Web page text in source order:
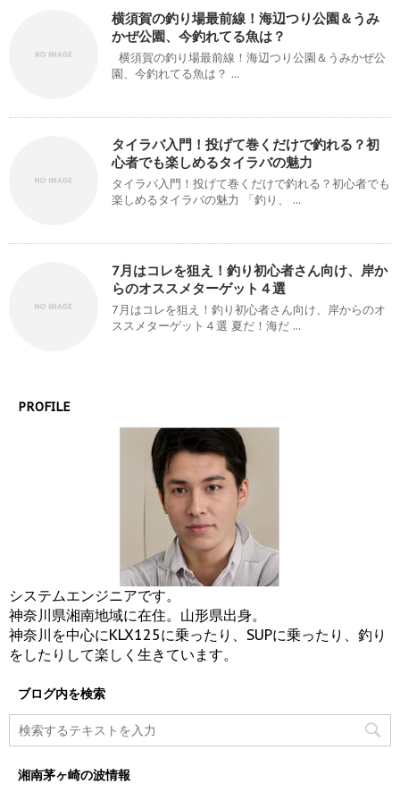
横須賀の釣り場最前線！海辺つり公園＆うみ
かぜ公園、今釣れてる魚は？
横須賀の釣り場最前線！海辺つり公園＆うみかぜ公
園、今釣れてる魚は？ ...
タイラバ入門！投げて巻くだけで釣れる？初
心者でも楽しめるタイラバの魅力
タイラバ入門！投げて巻くだけで釣れる？初心者でも
楽しめるタイラバの魅力 「釣り、 ...
7月はコレを狙え！釣り初心者さん向け、岸か
らのオススメターゲット４選
7月はコレを狙え！釣り初心者さん向け、岸からのオ
ススメターゲット４選 夏だ！海だ ...
PROFILE
システムエンジニアです。
神奈川県湘南地域に在住。山形県出身。
神奈川を中心にKLX125に乗ったり、SUPに乗ったり、釣り
をしたりして楽しく生きています。
ブログ内を検索
湘南茅ヶ崎の波情報